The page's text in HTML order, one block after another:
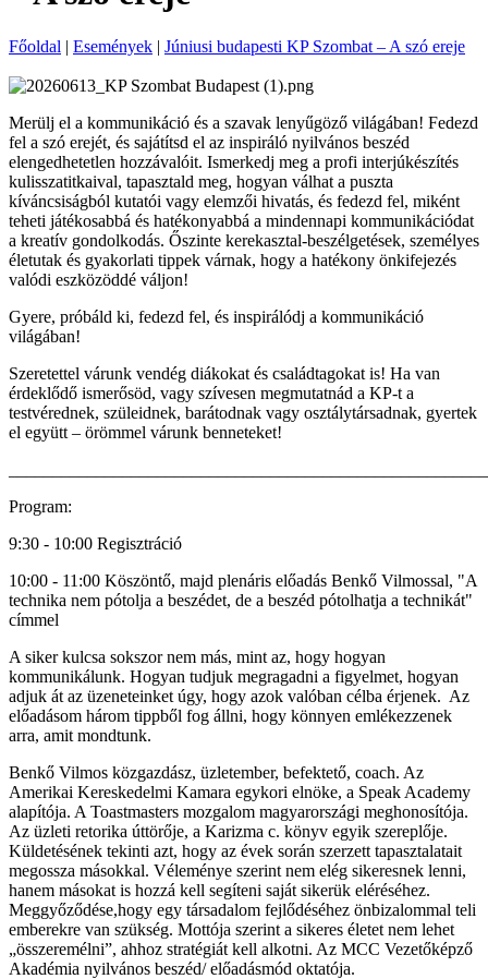
Főoldal | Események | Júniusi budapesti KP Szombat – A szó ereje
Merülj el a kommunikáció és a szavak lenyűgöző világában! Fedezd
fel a szó erejét, és sajátítsd el az inspiráló nyilvános beszéd
elengedhetetlen hozzávalóit. Ismerkedj meg a profi interjúkészítés
kulisszatitkaival, tapasztald meg, hogyan válhat a puszta
kíváncsiságból kutatói vagy elemzői hivatás, és fedezd fel, miként
teheti játékosabbá és hatékonyabbá a mindennapi kommunikációdat
a kreatív gondolkodás. Őszinte kerekasztal-beszélgetések, személyes
életutak és gyakorlati tippek várnak, hogy a hatékony önkifejezés
valódi eszközöddé váljon!
Gyere, próbáld ki, fedezd fel, és inspirálódj a kommunikáció
világában!
Szeretettel várunk vendég diákokat és családtagokat is! Ha van
érdeklődő ismerősöd, vagy szívesen megmutatnád a KP-t a
testvérednek, szüleidnek, barátodnak vagy osztálytársadnak, gyertek
el együtt – örömmel várunk benneteket!
Program:
9:30 - 10:00 Regisztráció
10:00 - 11:00 Köszöntő, majd plenáris előadás Benkő Vilmossal, "A
technika nem pótolja a beszédet, de a beszéd pótolhatja a technikát"
címmel
A siker kulcsa sokszor nem más, mint az, hogy hogyan
kommunikálunk. Hogyan tudjuk megragadni a figyelmet, hogyan
adjuk át az üzeneteinket úgy, hogy azok valóban célba érjenek. Az
előadásom három tippből fog állni, hogy könnyen emlékezzenek
arra, amit mondtunk.
Benkő Vilmos közgazdász, üzletember, befektető, coach. Az
Amerikai Kereskedelmi Kamara egykori elnöke, a Speak Academy
alapítója. A Toastmasters mozgalom magyarországi meghonosítója.
Az üzleti retorika úttörője, a Karizma c. könyv egyik szereplője.
Küldetésének tekinti azt, hogy az évek során szerzett tapasztalatait
megossza másokkal. Véleménye szerint nem elég sikeresnek lenni,
hanem másokat is hozzá kell segíteni saját sikerük eléréséhez.
Meggyőződése,hogy egy társadalom fejlődéséhez önbizalommal teli
emberekre van szükség. Mottója szerint a sikeres életet nem lehet
„összeremélni”, ahhoz stratégiát kell alkotni. Az MCC Vezetőképző
Akadémia nyilvános beszéd/ előadásmód oktatója.